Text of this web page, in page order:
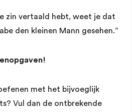
zin vertaald hebt, weet je dat
den kleinen Mann gesehen.”
met het bijvoeglijk
Vul dan de ontbrekende